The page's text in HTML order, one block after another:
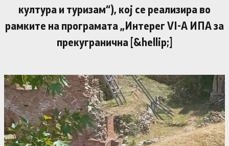
култура и туризам“), кој се реализира во
рамките на програмата „Интерег VI-А ИПА за
прекугранична [&hellip;]